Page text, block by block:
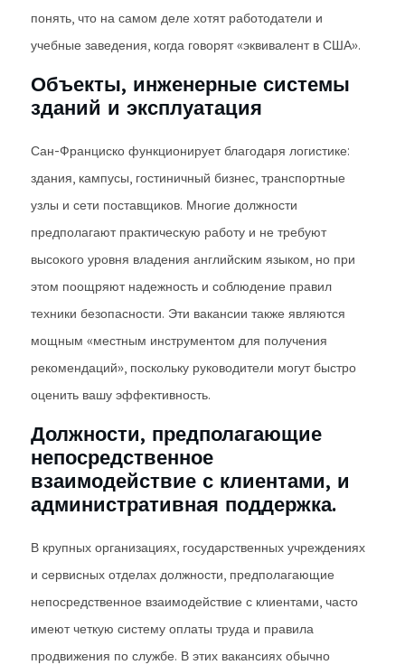
понять, что на самом деле хотят работодатели и
учебные заведения, когда говорят «эквивалент в США».
Объекты, инженерные системы
зданий и эксплуатация
Сан-Франциско функционирует благодаря логистике:
здания, кампусы, гостиничный бизнес, транспортные
узлы и сети поставщиков. Многие должности
предполагают практическую работу и не требуют
высокого уровня владения английским языком, но при
этом поощряют надежность и соблюдение правил
техники безопасности. Эти вакансии также являются
мощным «местным инструментом для получения
рекомендаций», поскольку руководители могут быстро
оценить вашу эффективность.
Должности, предполагающие
непосредственное
взаимодействие с клиентами, и
административная поддержка.
В крупных организациях, государственных учреждениях
и сервисных отделах должности, предполагающие
непосредственное взаимодействие с клиентами, часто
имеют четкую систему оплаты труда и правила
продвижения по службе. В этих вакансиях обычно